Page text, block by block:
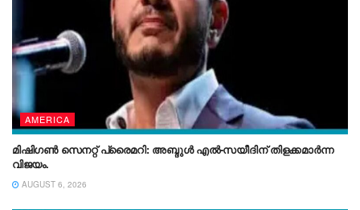
AMERICA
മിഷിഗൺ സെനറ്റ് പ്രൈമറി: അബ്ദുൾ എൽ-സയീദിന് തിളക്കമാർന്ന
വിജയം.
AUGUST 6, 2026